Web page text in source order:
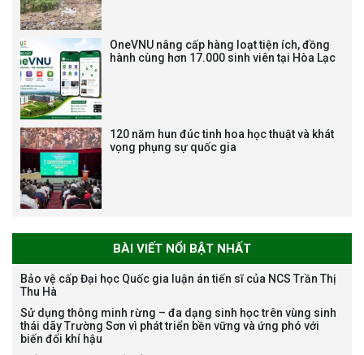
vị trí việc làm chức danh nghề
nghiệp chuyên môn dùng
Bảo vệ luận án tiến sĩ của NCS
Nguyễn Thế Thông
OneVNU nâng cấp hàng loạt tiện ích, đồng
hành cùng hơn 17.000 sinh viên tại Hòa Lạc
120 năm hun đúc tinh hoa học thuật và khát
vọng phụng sự quốc gia
BÀI VIẾT NỔI BẬT NHẤT
Bảo vệ cấp Đại học Quốc gia luận án tiến sĩ của NCS Trần Thị
Thu Hà
Sử dụng thông minh rừng – đa dạng sinh học trên vùng sinh
thái dãy Trường Sơn vì phát triển bền vững và ứng phó với
biến đổi khí hậu